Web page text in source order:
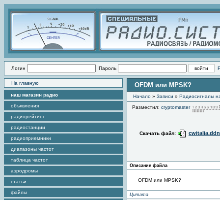
Логин Пароль
На главную
наш магазин радио
объявления
радиорейтинг
радиостанции
радиоприемники
диапазоны частот
таблица частот
аэродромы
статьи
файлы
OFDM или MPSK?
Начало » Записи » Радиоcигналы
Разместил: cryptomaster
Скачать файл:
Описание файла
OFDM или MPSK?
Цитата